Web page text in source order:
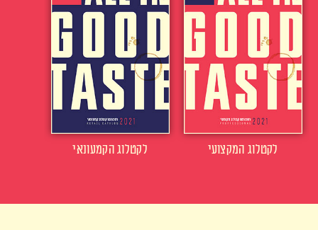
לקטלוג הקמעונאי לקטלוג המקצועי